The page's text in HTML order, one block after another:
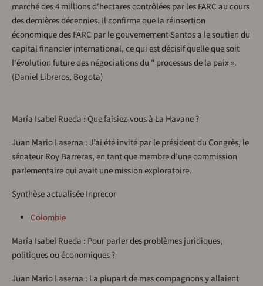
marché des 4 millions d'hectares contrôlées par les FARC au cours
des dernières décennies. Il confirme que la réinsertion
économique des FARC par le gouvernement Santos a le soutien du
capital financier international, ce qui est décisif quelle que soit
l'évolution future des négociations du " processus de la paix ».
(Daniel Libreros, Bogota)
María Isabel Rueda : Que faisiez-vous à La Havane ?
Juan Mario Laserna : J’ai été invité par le président du Congrès, le
sénateur Roy Barreras, en tant que membre d’une commission
parlementaire qui avait une mission exploratoire.
Synthèse actualisée Inprecor
Colombie
María Isabel Rueda : Pour parler des problèmes juridiques,
politiques ou économiques ?
Juan Mario Laserna : La plupart de mes compagnons y allaient